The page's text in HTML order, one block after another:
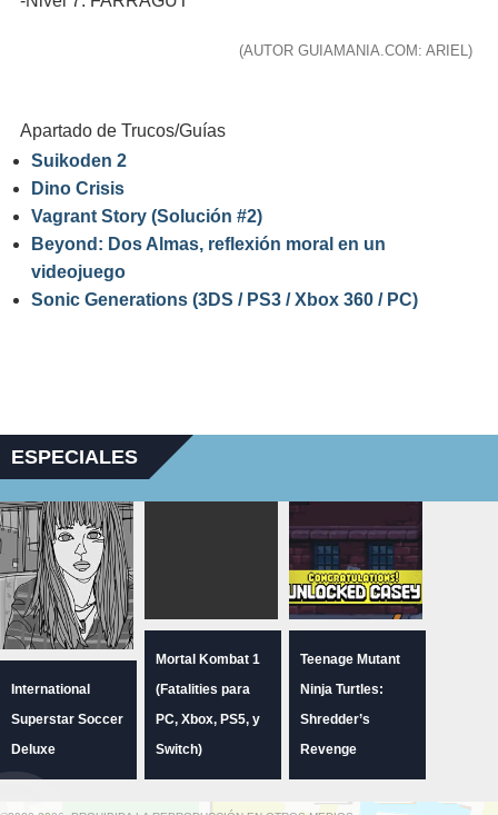
(AUTOR GUIAMANIA.COM: ARIEL)
Apartado de Trucos/Guías
Suikoden 2
Dino Crisis
Vagrant Story (Solución #2)
Beyond: Dos Almas, reflexión moral en un
videojuego
Sonic Generations (3DS / PS3 / Xbox 360 / PC)
ESPECIALES
International
Superstar Soccer
Deluxe
Mortal Kombat 1
(Fatalities para
PC, Xbox, PS5, y
Switch)
Teenage Mutant
Ninja Turtles:
Shredder’s
Revenge